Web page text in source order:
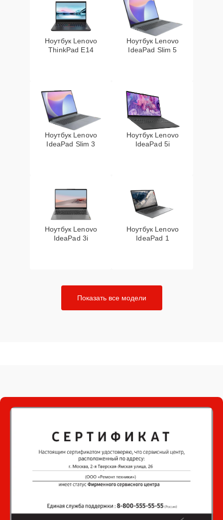
Ноутбук Lenovo
ThinkPad E14
Ноутбук Lenovo
IdeaPad Slim 5
Ноутбук Lenovo
IdeaPad Slim 3
Ноутбук Lenovo
IdeaPad 5i
Ноутбук Lenovo
IdeaPad 3i
Ноутбук Lenovo
IdeaPad 1
Показать все модели